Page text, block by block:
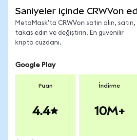
Saniyeler içinde CRWVon
MetaMask'ta CRWVon satın alın, satın,
takas edin ve değiştirin. En güvenilir
kripto cüzdanı.
Google Play
Puan
4.4
İndirme
10M+